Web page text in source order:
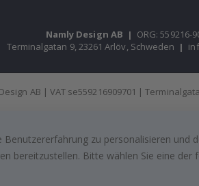
Namly Design AB | ORG: 559216-
Terminalgatan 9, 23261 Arlöv, Schweden |
AB | VAT se559216909701 |
zu personalisieren
bereitzustellen. Bitte wählen Sie eine